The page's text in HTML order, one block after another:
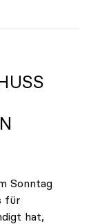
Sonntag
für
hat,